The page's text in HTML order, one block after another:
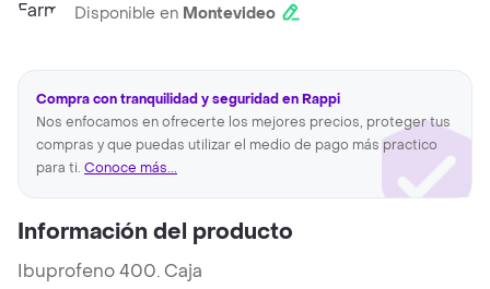
Disponible en Montevideo
Compra con tranquilidad y seguridad en Rappi
Nos enfocamos en ofrecerte los mejores precios, proteger tus
compras y que puedas utilizar el medio de pago más practico
para ti. Conoce más...
Información del producto
Ibuprofeno 400. Caja